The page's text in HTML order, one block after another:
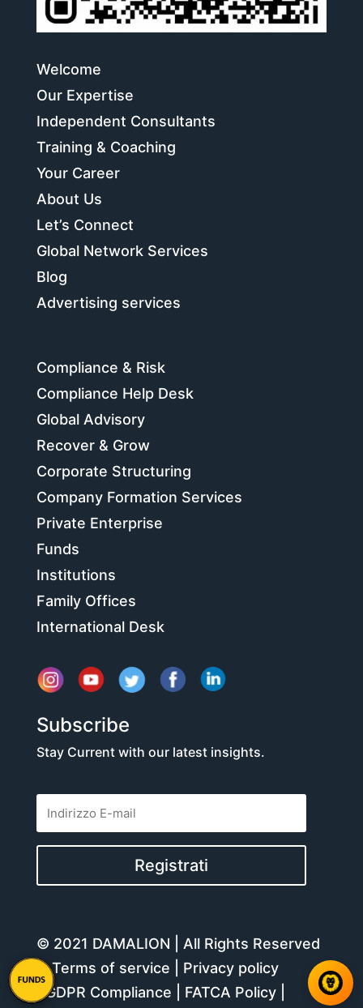
Welcome
Our Expertise
Independent Consultants
Training & Coaching
Your Career
About Us
Let’s Connect
Global Network Services
Blog
Advertising services
Compliance & Risk
Compliance Help Desk
Global Advisory
Recover & Grow
Corporate Structuring
Company Formation Services
Private Enterprise
Funds
Institutions
Family Offices
International Desk
Subscribe
Stay Current with our latest insights.
Registrati
© 2021 DAMALION | All Rights Reserved
–Terms of service
Privacy policy
|GDPR Compliance FATCA Policy|